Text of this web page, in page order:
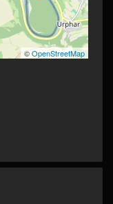
©OpenStreetMap